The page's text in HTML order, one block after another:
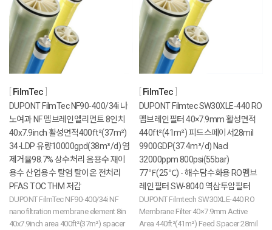
FilmTec
DUPONT FilmTec NF90-400/34i 나
노여과 NF 멤브레인엘리먼트 8인치
40x7.9inch 활성면적400ft²(37m²)
34-LDP 유량10000gpd(38m³/d) 염
제거율98.7% 상수처리 음용수 재이
용수 산업용수 탈염 탈이온 전처리
PFAS TOC THM 저감
DUPONT FilmTec NF90-400/34i NF
nanofiltration membrane element 8in
40x7.9inch area 400ft²(37m²) spacer
FilmTec
DUPONT Filmtec SW30XLE-440 RO
멤브레인필터 40×7.9mm 활성면적
440ft²(41m²) 피드스페이서28mil
9900GDP(37.4m³/d) Nacl
32000ppm 800psi(55bar)
77℉(25℃) - 해수담수화용 RO멤브
레인필터 SW-8040 역삼투압필터
DUPONT Filmtech SW30XLE-440 RO
Membrane Filter 40×7.9mm Active
Area 440ft²(41m²) Feed Spacer 28mil